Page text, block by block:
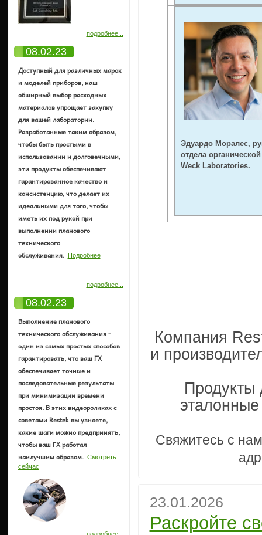
Эдуардо Моралес,
отдела
Weck Laboratories.
Компания
и
Продукты
Свяжитесь с
23.01.2026
Раскройте
подробнее...
08.02.23
Доступный для различных марок
и моделей приборов, наш
обширный выбор расходных
материалов упрощает закупку
для вашей лаборатории.
Разработанные таким образом,
чтобы быть простыми в
использовании и долговечными,
эти продукты обеспечивают
гарантированное качество и
консистенцию, что делает их
идеальными для того, чтобы
иметь их под рукой при
выполнении планового
технического
обслуживания. Подробнее
подробнее...
08.02.23
Выполнение планового
технического обслуживания -
один из самых простых способов
гарантировать, что ваш ГХ
обеспечивает точные и
последовательные результаты
при минимизации времени
простоя. В этих видеороликах с
советами Restek вы узнаете,
какие шаги можно предпринять,
чтобы ваш ГХ работал
наилучшим образом. Смотреть
сейчас